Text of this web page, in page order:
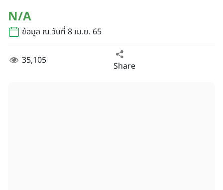
N/A
ข้อมูล ณ วันที่ 8 เม.ย. 65
35,105 Share